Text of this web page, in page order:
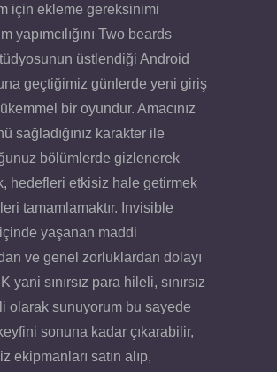
için ekleme gereksinimi
yapımcılığını Two beards
üstlendiği Android
geçtiğimiz günlerde yeni giriş
bir oyundur. Amacınız
sağladığınız karakter ile
bölümlerde gizlenerek
hedefleri etkisiz hale getirmek
tamamlamaktır. Invisible
yaşanan maddi
ve genel zorluklardan dolayı
yani sınırsız para hileli, sınırsız
olarak sunuyorum bu sayede
sonuna kadar çıkarabilir,
ekipmanları satın alıp,